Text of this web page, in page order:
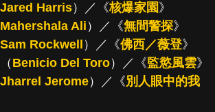
Jared Harris）／《核爆家園 》
Mahershala Ali ）／《無間警探》
Sam Rockwell ）／《佛西／薇登》
（ Benicio Del Toro）／《監慾風雲》
Jharrel Jerome）／《別人眼中的我